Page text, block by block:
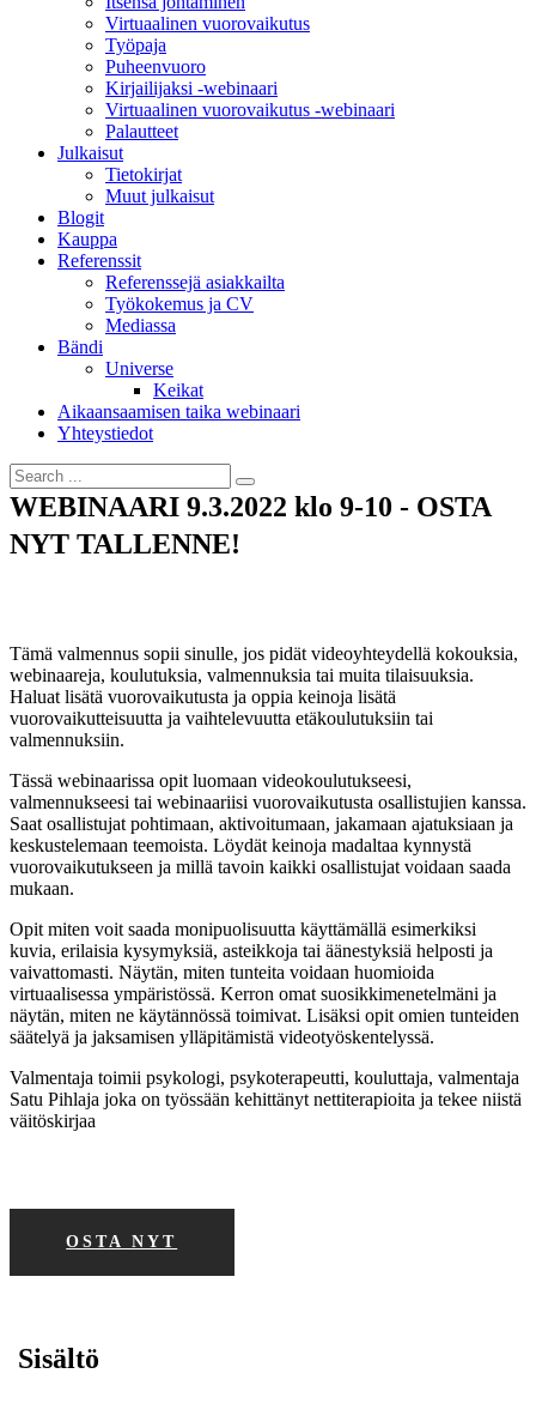
Virtuaalinen vuorovaikutus
Työpaja
Puheenvuoro
Kirjailijaksi -webinaari
Virtuaalinen vuorovaikutus -webinaari
Palautteet
Julkaisut
Tietokirjat
Muut julkaisut
Blogit
Kauppa
Referenssit
Referenssejä asiakkailta
Työkokemus ja CV
Mediassa
Bändi
Universe
Keikat
Aikaansaamisen taika webinaari
Yhteystiedot
WEBINAARI 9.3.2022 klo 9-10 - OSTA
NYT TALLENNE!
Tämä valmennus sopii sinulle, jos pidät videoyhteydellä kokouksia,
webinaareja, koulutuksia, valmennuksia tai muita tilaisuuksia.
Haluat lisätä vuorovaikutusta ja oppia keinoja lisätä
vuorovaikutteisuutta ja vaihtelevuutta etäkoulutuksiin tai
valmennuksiin.
Tässä webinaarissa opit luomaan videokoulutukseesi,
valmennukseesi tai webinaariisi vuorovaikutusta osallistujien kanssa.
Saat osallistujat pohtimaan, aktivoitumaan, jakamaan ajatuksiaan ja
keskustelemaan teemoista. Löydät keinoja madaltaa kynnystä
vuorovaikutukseen ja millä tavoin kaikki osallistujat voidaan saada
mukaan.
Opit miten voit saada monipuolisuutta käyttämällä esimerkiksi
kuvia, erilaisia kysymyksiä, asteikkoja tai äänestyksiä helposti ja
vaivattomasti. Näytän, miten tunteita voidaan huomioida
virtuaalisessa ympäristössä. Kerron omat suosikkimenetelmäni ja
näytän, miten ne käytännössä toimivat. Lisäksi opit omien tunteiden
säätelyä ja jaksamisen ylläpitämistä videotyöskentelyssä.
Valmentaja toimii psykologi, psykoterapeutti, kouluttaja, valmentaja
Satu Pihlaja joka on työssään kehittänyt nettiterapioita ja tekee niistä
väitöskirjaa
OSTA NYT
Sisältö
ja toimesi
sivustollamme, on
todennäköisempää
että näet sinulle
räätälöityjä
sisältöjä ja
tarjouksia.